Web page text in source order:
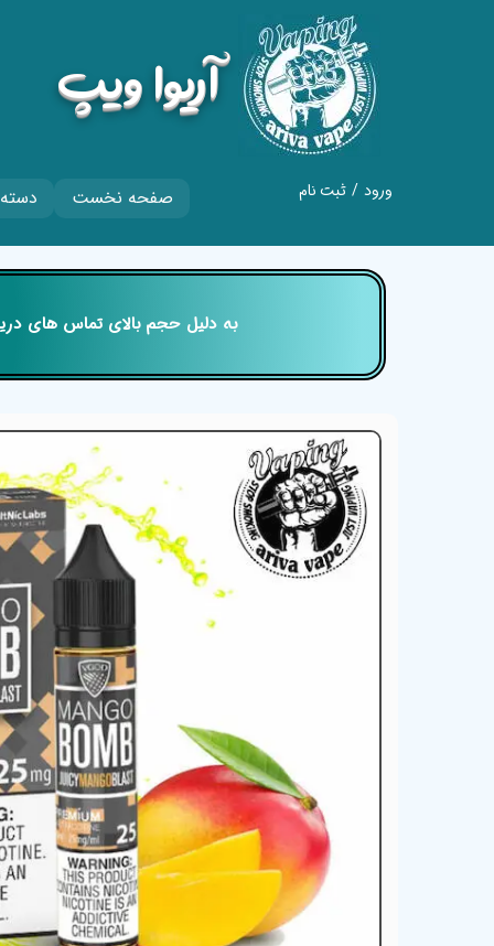
صفحه نخست ورود / ثبت نام
تغییر گذر واژه
خروج از حساب
کاربری
​آریوا ویپ
به دلیل حجم بالای تماس های